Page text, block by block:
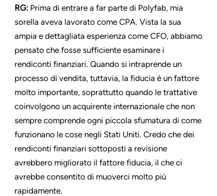
RG: Prima di entrare a far parte di Polyfab, mia
sorella aveva lavorato come CPA. Vista la sua
ampia e dettagliata esperienza come CFO, abbiamo
pensato che fosse sufficiente esaminare i
rendiconti finanziari. Quando si intraprende un
processo di vendita, tuttavia, la fiducia è un fattore
molto importante, soprattutto quando le trattative
coinvolgono un acquirente internazionale che non
sempre comprende ogni piccola sfumatura di come
funzionano le cose negli Stati Uniti. Credo che dei
rendiconti finanziari sottoposti a revisione
avrebbero migliorato il fattore fiducia, il che ci
avrebbe consentito di muoverci molto più
rapidamente.